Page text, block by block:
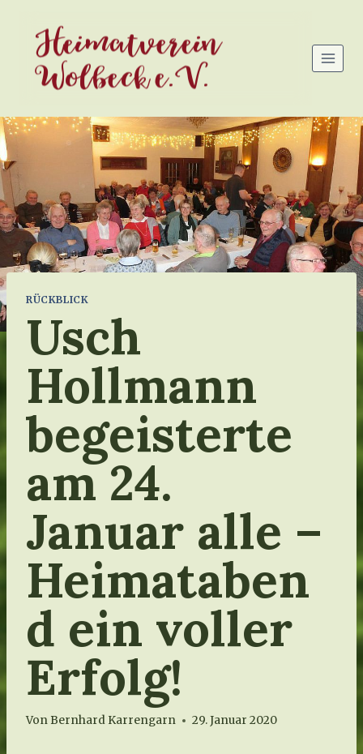
Inhalt
springenHeimatverein
Wolbeck e.V.
RÜCKBLICK
Usch
Hollmann
begeisterte
am 24.
Januar alle –
Heimataben
d ein voller
Erfolg!
Von Bernhard Karrengarn 29. Januar 2020